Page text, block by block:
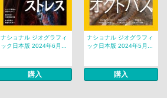
ナショナル ジオグラフィ
ック日本版 2024年6月...
購入
ナショナル ジオグラフィ
ック日本版 2024年5月...
購入